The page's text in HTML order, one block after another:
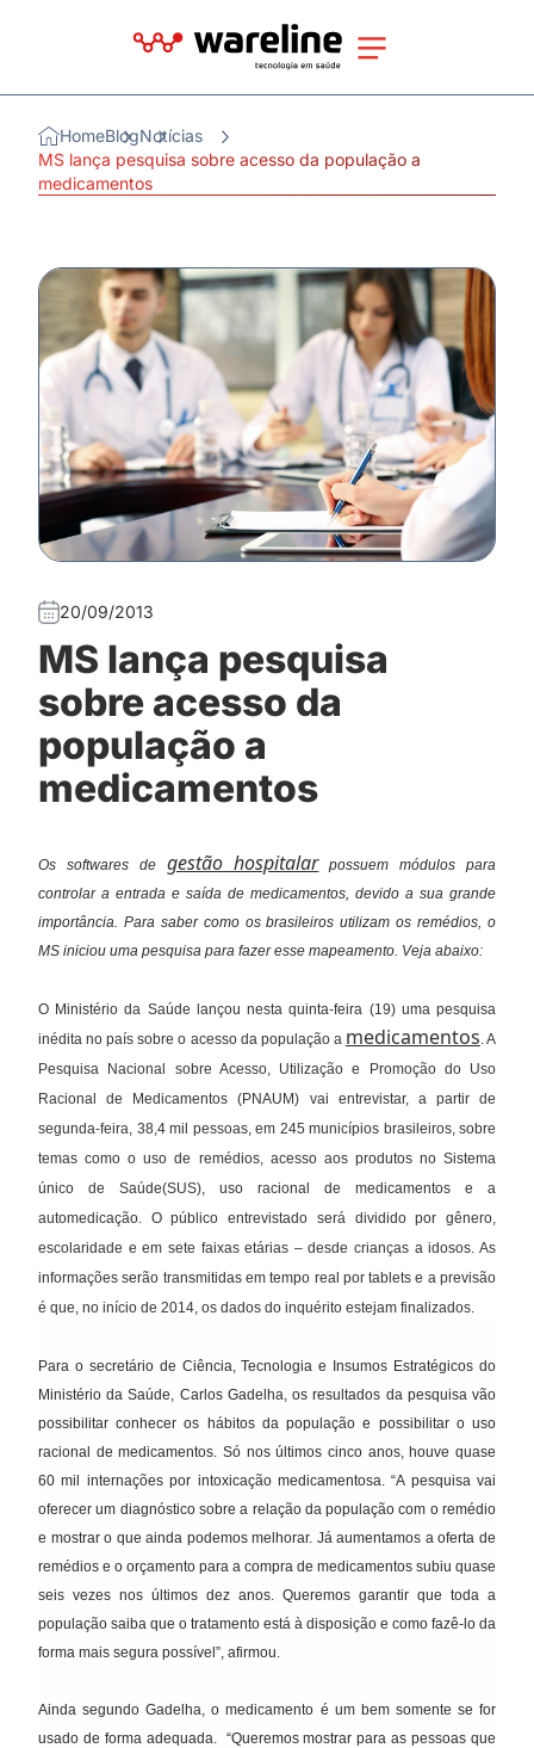
HomeBlogNotícias
MS lança pesquisa sobre acesso da população a
medicamentos
20/09/2013
MS lança pesquisa
sobre acesso da
população a
medicamentos
Os softwares de gestão hospitalarpossuem módulos para
controlar a entrada e saída de medicamentos, devido a sua grande
importância. Para saber como os brasileiros utilizam os remédios, o
MS iniciou uma pesquisa para fazer esse mapeamento. Veja abaixo:
O Ministério da Saúde lançou nesta quinta-feira (19) uma pesquisa
inédita no país sobre o acesso da população a medicamentos. A
Pesquisa Nacional sobre Acesso, Utilização e Promoção do Uso
Racional de Medicamentos (PNAUM) vai entrevistar, a partir de
segunda-feira, 38,4 mil pessoas, em 245 municípios brasileiros, sobre
temas como o uso de remédios, acesso aos produtos no Sistema
único de Saúde(SUS), uso racional de medicamentos e a
automedicação. O público entrevistado será dividido por gênero,
escolaridade e em sete faixas etárias – desde crianças a idosos. As
informações serão transmitidas em tempo real por tablets e a previsão
é que, no início de 2014, os dados do inquérito estejam finalizados.
Para o secretário de Ciência, Tecnologia e Insumos Estratégicos do
Ministério da Saúde, Carlos Gadelha, os resultados da pesquisa vão
possibilitar conhecer os hábitos da população e possibilitar o uso
racional de medicamentos. Só nos últimos cinco anos, houve quase
60 mil internações por intoxicação medicamentosa. “A pesquisa vai
oferecer um diagnóstico sobre a relação da população com o remédio
e mostrar o que ainda podemos melhorar. Já aumentamos a oferta de
remédios e o orçamento para a compra de medicamentos subiu quase
seis vezes nos últimos dez anos. Queremos garantir que toda a
população saiba que o tratamento está à disposição e como fazê-lo da
forma mais segura possível”, afirmou.
Ainda segundo Gadelha, o medicamento é um bem somente se for
usado de forma adequada. “Queremos mostrar para as pessoas que